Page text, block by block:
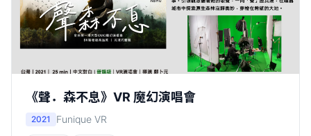
《聲．森不息》VR 魔幻演唱會
2021 Funique VR